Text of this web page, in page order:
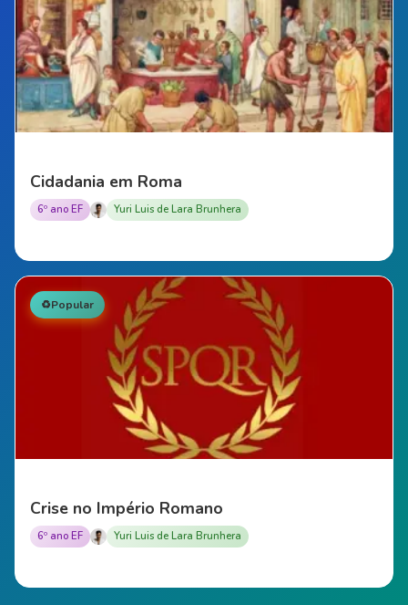
Cidadania em Roma
6º ano EF Yuri Luis de Lara Brunhera
♻️Popular
Crise no Império Romano
6º ano EF Yuri Luis de Lara Brunhera